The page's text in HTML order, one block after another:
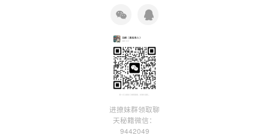
进撩妹群领取聊
天秘籍微信：
9442049